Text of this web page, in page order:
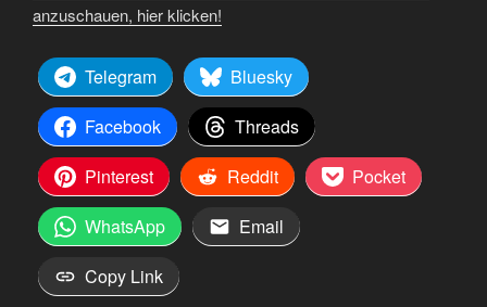
anzuschauen, hier klicken!
Telegram
Bluesky
Facebook
Threads
Pinterest
Reddit
Pocket
WhatsApp
Email
Copy Link